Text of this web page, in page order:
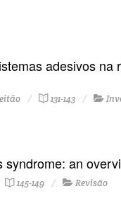
adesivos na
131-143
syndrome: an
145-149 Revisão